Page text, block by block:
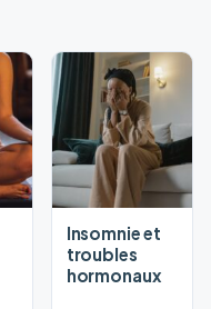
Insomnie et
troubles
hormonaux